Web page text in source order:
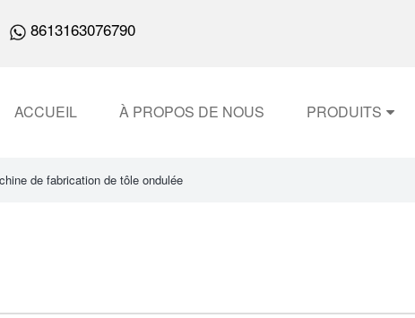
8613163076790
ACCUEIL À PROPOS DE NOUS PRODUITS
de fabrication de tôle ondulée